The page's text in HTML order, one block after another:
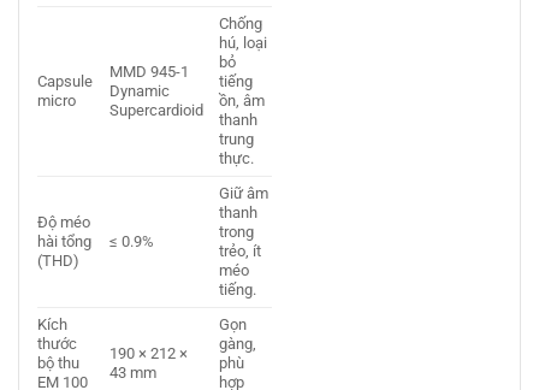
Capsule
micro
MMD 945-1
Dynamic
Supercardioid
Chống
hú, loại
bỏ
tiếng
ồn, âm
thanh
trung
thực.
Độ méo
hài tổng
(THD)
≤ 0.9%
Giữ âm
thanh
trong
trẻo, ít
méo
tiếng.
Kích
thước
bộ thu
EM 100
190 × 212 ×
43 mm
Gọn
gàng,
phù
hợp